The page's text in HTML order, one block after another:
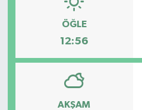
ÖĞLE
12:56
AKŞAM